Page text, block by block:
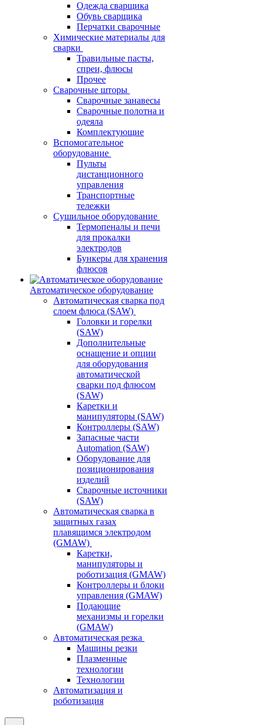
Одежда сварщика
Обувь сварщика
Перчатки сварочные
Химические материалы для
сварки
Травильные пасты,
спреи, флюсы
Прочее
Сварочные шторы
Сварочные занавесы
Сварочные полотна и
одеяла
Комплектующие
Вспомогательное
оборудование
Пульты
дистанционного
управления
Транспортные
тележки
Сушильное оборудование
Термопеналы и печи
для прокалки
электродов
Бункеры для хранения
флюсов
Автоматическое оборудование
Автоматическая сварка под
слоем флюса (SAW)
Головки и горелки
(SAW)
Дополнительные
оснащение и опции
для оборудования
автоматической
сварки под флюсом
(SAW)
Каретки и
манипуляторы (SAW)
Контроллеры (SAW)
Запасные части
Automation (SAW)
Оборудование для
позиционирования
изделий
Сварочные источники
(SAW)
Автоматическая сварка в
защитных газах
плавящимся электродом
(GMAW)
Каретки,
манипуляторы и
роботизация (GMAW)
Контроллеры и блоки
управления (GMAW)
Подающие
механизмы и горелки
(GMAW)
Автоматическая резка
Машины резки
Плазменные
технологии
Технологии
Автоматизация и
роботизация